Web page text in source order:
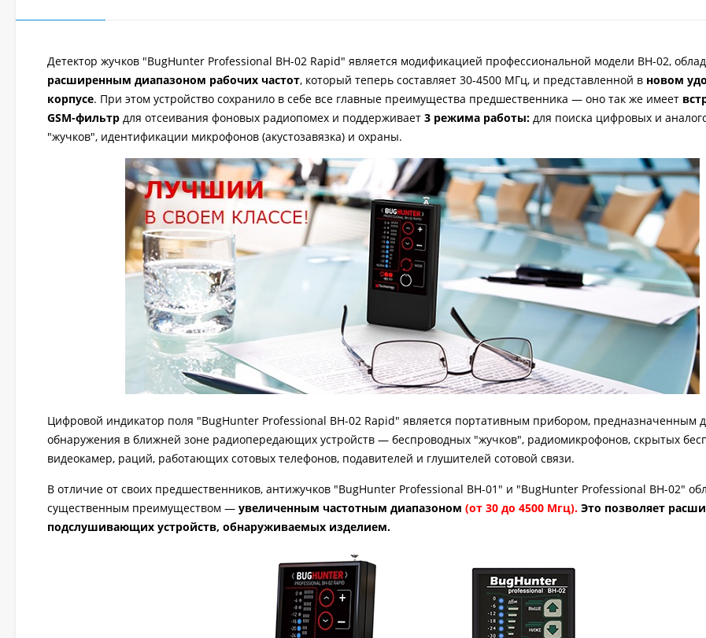
Детектор жучков "BugHunter Professional BH-02 Rapid" является модификацией профессиональной модели BH-02,
расширенным диапазоном рабочих частот, который теперь составляет 30-4500 МГц, и представленной в новом
корпусе. При этом устройство сохранило в себе все главные преимущества предшественника — оно так же имеет
GSM-фильтр для отсеивания фоновых радиопомех и поддерживает 3 режима работы: для поиска цифровых и
"жучков", идентификации микрофонов (акустозавязка) и охраны.
Цифровой индикатор поля "BugHunter Professional BH-02 Rapid" является портативным прибором, предназначенным
обнаружения в ближней зоне радиопередающих устройств — беспроводных "жучков", радиомикрофонов, скрытых
видеокамер, раций, работающих сотовых телефонов, подавителей и глушителей сотовой связи.
В отличие от своих предшественников, антижучков "BugHunter Professional BH-01" и "BugHunter Professional BH-02"
существенным преимуществом — увеличенным частотным диапазоном (от 30 до 4500 Мгц). Это позволяет
подслушивающих устройств, обнаруживаемых изделием.